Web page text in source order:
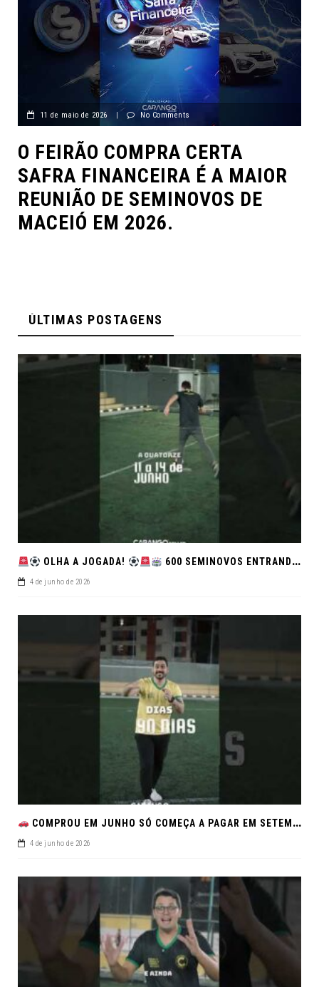
11 de maio de 2026 | No Comments
O FEIRÃO COMPRA CERTA
SAFRA FINANCEIRA É A MAIOR
REUNIÃO DE SEMINOVOS DE
MACEIÓ EM 2026.
ÚLTIMAS POSTAGENS
OLHA A JOGADA! 600 SEMINOVOS ENTRANDO EM CAMPO NO FEIRÃO DE VERDADE!
4 de junho de 2026
COMPROU EM JUNHO SÓ COMEÇA A PAGAR EM SETEMBRO!NO FEIRÃO DE VERDADE EM ARACJU
4 de junho de 2026